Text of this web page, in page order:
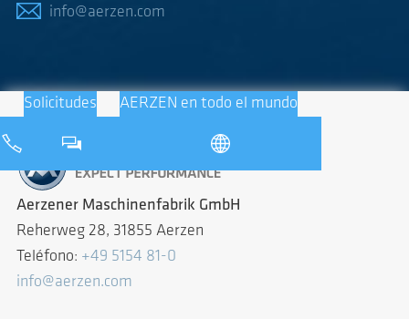
info@aerzen.com
Solicitudes AERZEN en todo el mundo
Aerzener Maschinenfabrik GmbH
Reherweg 28, 31855 Aerzen
Teléfono: +49 5154 81-0
info@aerzen.com